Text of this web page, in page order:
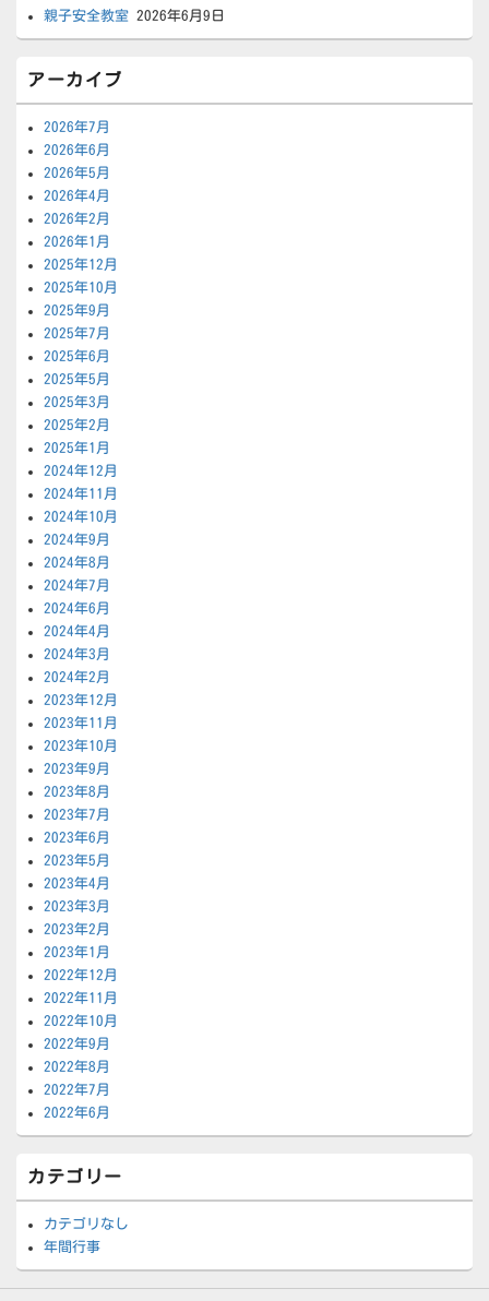
親子安全教室 2026年6月9日
アーカイブ
2026年7月
2026年6月
2026年5月
2026年4月
2026年2月
2026年1月
2025年12月
2025年10月
2025年9月
2025年7月
2025年6月
2025年5月
2025年3月
2025年2月
2025年1月
2024年12月
2024年11月
2024年10月
2024年9月
2024年8月
2024年7月
2024年6月
2024年4月
2024年3月
2024年2月
2023年12月
2023年11月
2023年10月
2023年9月
2023年8月
2023年7月
2023年6月
2023年5月
2023年4月
2023年3月
2023年2月
2023年1月
2022年12月
2022年11月
2022年10月
2022年9月
2022年8月
2022年7月
2022年6月
カテゴリー
カテゴリなし
年間行事